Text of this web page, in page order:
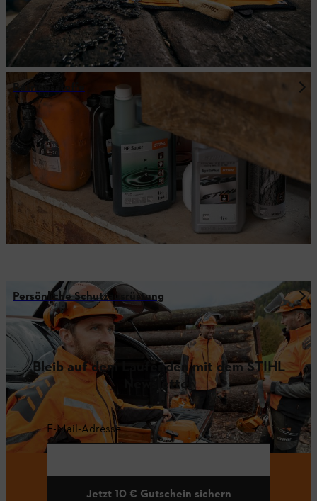
Betriebsstoffe
Persönliche Schutzausrüstung
Bleib auf dem Laufenden mit dem STIHL
Newsletter
E-Mail-Adresse
Jetzt 10 € Gutschein sichern